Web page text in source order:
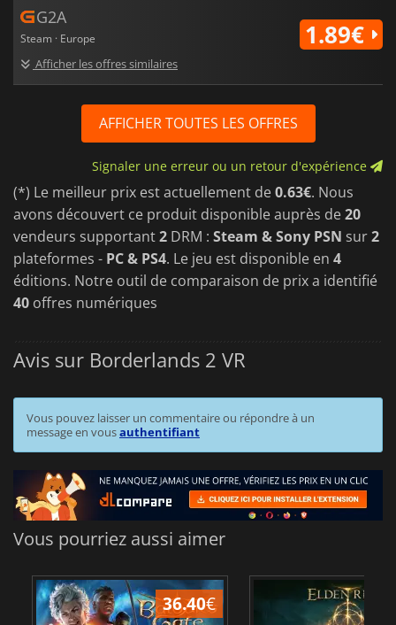
G2A
Steam · Europe
Afficher les offres similaires
1.89€
AFFICHER TOUTES LES OFFRES
Signaler une erreur ou un retour d'expérience
(*) Le meilleur prix est actuellement de0.63€. Nous
avons découvert ce produit disponible auprès de20
vendeurs supportant2 DRM : Steam & Sony PSN sur2
plateformes - PC & PS4. Le jeu est disponible en 4
éditions. Notre outil de comparaison de prix a identifié
40 offres numériques
Avis sur Borderlands 2 VR
Vous pouvez laisser un commentaire ou répondre à un
message en vousauthentifiant
Vous pourriez aussi aimer
36.40€